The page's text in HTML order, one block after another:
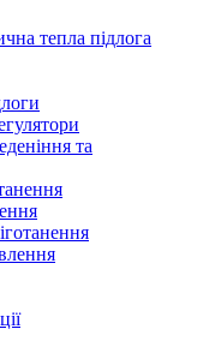
тепла підлога
та